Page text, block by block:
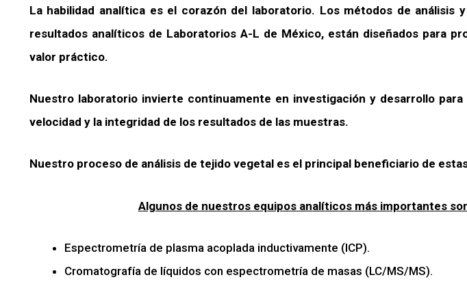
La habilidad analítica es el corazón del laboratorio. Los métodos de análisis
resultados analíticos de Laboratorios A-L de México, están diseñados para
valor práctico.
Nuestro laboratorio invierte continuamente en investigación y desarrollo para
velocidad y la integridad de los resultados de las muestras.
Nuestro proceso de análisis de tejido vegetal es el principal beneficiario de
Algunos de nuestros equipos analíticos más importantes
Espectrometría de plasma acoplada inductivamente (ICP).
Cromatografía de líquidos con espectrometría de masas (LC/MS/MS).